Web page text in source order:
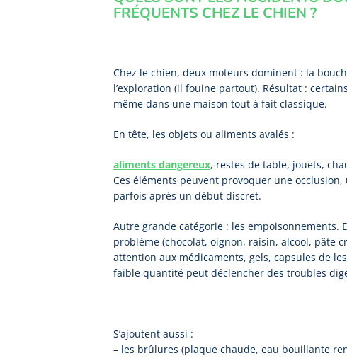
FRÉQUENTS CHEZ LE CHIEN ?
Chez le chien, deux moteurs dominent : la
l’exploration (il fouine partout). Résultat :
même dans une maison tout à fait classique.
En tête, les objets ou aliments avalés :
aliments dangereux, restes de table, jouets,
Ces éléments peuvent provoquer une
parfois après un début discret.
Autre grande catégorie : les empoisonnements.
problème (chocolat, oignon, raisin, alcool, pâte
attention aux médicaments, gels, capsules de
faible quantité peut déclencher des troubles
S’ajoutent aussi :
– les brûlures (plaque chaude, eau bouillante